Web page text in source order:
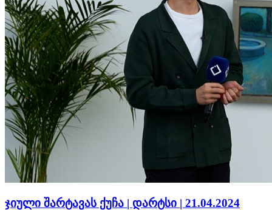
ჯიული შარტავას ქუჩა | დარტსი | 21.04.2024